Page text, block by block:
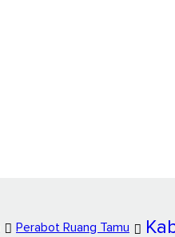
Perabot Ruang Tamu